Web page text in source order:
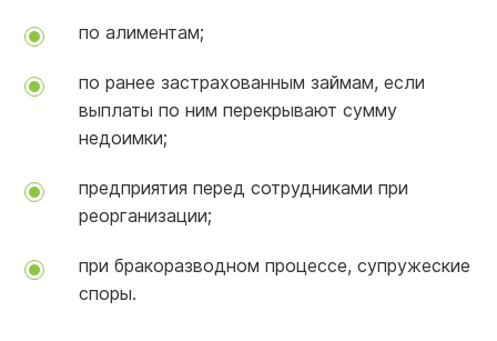
по алиментам;
по ранее застрахованным займам, если
выплаты по ним перекрывают сумму
недоимки;
предприятия перед сотрудниками при
реорганизации;
при бракоразводном процессе, супружеские
споры.